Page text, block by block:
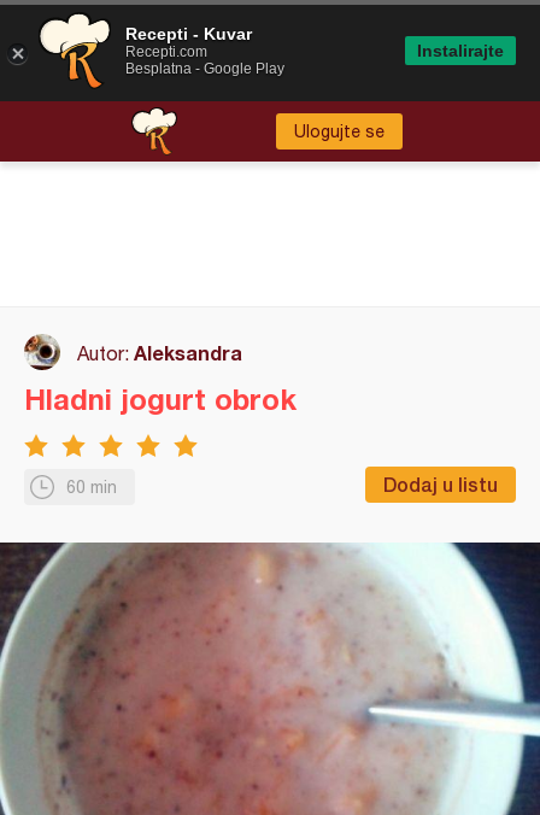
Ulogujte se
Autor: Aleksandra
60 min Dodaj u listu
Hladni jogurt obrok
Recepti - Kuvar
Recepti.com
Besplatna - Google Play
Instalirajte